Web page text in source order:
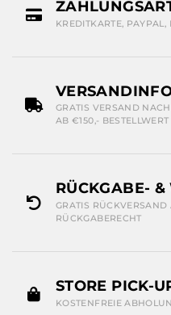
KREDITKARTE,
GRATIS VERSAND
AB €150,- BESTELLWERT
RÜCKGABE- &
GRATIS RÜCKVERSAND
RÜCKGABERECHT
STORE PICK-
KOSTENFREIE